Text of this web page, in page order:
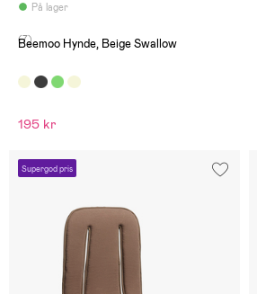
På lager
(7)
Beemoo Hynde, Beige Swallow
195 kr
Supergod pris